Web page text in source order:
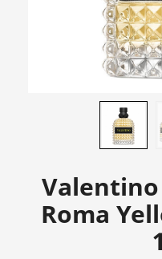
Roma